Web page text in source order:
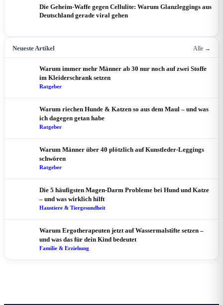
Die Geheim-Waffe gegen Cellulite: Warum Glanzleggings aus
Deutschland gerade viral gehen
Neueste Artikel Alle →
Warum immer mehr Männer ab 30 nur noch auf zwei Stoffe
im Kleiderschrank setzen
Ratgeber
Warum riechen Hunde & Katzen so aus dem Maul – und was
ich dagegen getan habe
Ratgeber
Warum Männer über 40 plötzlich auf Kunstleder-Leggings
schwören
Ratgeber
Die 5 häufigsten Magen-Darm Probleme bei Hund und Katze
– und was wirklich hilft
Haustiere & Tiergesundheit
Warum Ergotherapeuten jetzt auf Wassermalstifte setzen –
und was das für dein Kind bedeutet
Familie & Erziehung